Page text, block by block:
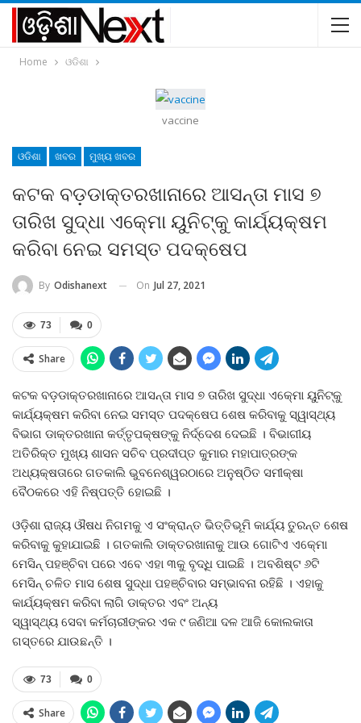
Home ଓଡିଶା
vaccine
ଓଡିଶା ଖବର ମୁଖ୍ୟ ଖବର
କଟକ ବଡ଼ଡାକ୍ତରଖାନାରେ ଆସନ୍ତା ମାସ ୭
ତାରିଖ ସୁଦ୍ଧା ଏକ୍‍ମୋ ୟୁନିଟ୍‍କୁ କାର୍ଯ୍ୟକ୍ଷମ
କରିବା ନେଇ ସମସ୍ତ ପଦକ୍ଷେପ
By Odishanext On Jul 27, 2021
0
73
Share
କଟକ ବଡ଼ଡାକ୍ତରଖାନାରେ ଆସନ୍ତା ମାସ ୭ ତାରିଖ ସୁଦ୍ଧା ଏକ୍‍ମୋ ୟୁନିଟ୍‍କୁ
କାର୍ଯ୍ୟକ୍ଷମ କରିବା ନେଇ ସମସ୍ତ ପଦକ୍ଷେପ ଶେଷ କରିବାକୁ ସ୍ୱାସ୍ଥ୍ୟ
ବିଭାଗ ଡାକ୍ତରଖାନା କର୍ତ୍ତୃପକ୍ଷଙ୍କୁ ନିର୍ଦ୍ଦେଶ ଦେଇଛି । ବିଭାଗୀୟ
ଅତିରିକ୍ତ ମୁଖ୍ୟ ଶାସନ ସଚିବ ପ୍ରଦୀପ୍ତ କୁମାର ମହାପାତ୍ରଙ୍କ
ଅଧ୍ୟକ୍ଷତାରେ ଗତକାଲି ଭୁବନେଶ୍ୱରଠାରେ ଅନୁଷ୍ଠିତ ସମୀକ୍ଷା
ବୈଠକରେ ଏହି ନିଷ୍ପତ୍ତି ହୋଇଛି ।
ଓଡ଼ିଶା ରାଜ୍ୟ ଔଷଧ ନିଗମକୁ ଏ ସଂକ୍ରାନ୍ତ ଭିତ୍ତିଭୂମି କାର୍ଯ୍ୟ ତୁରନ୍ତ ଶେଷ
କରିବାକୁ କୁହାଯାଇଛି । ଗତକାଲି ଡାକ୍ତରଖାନାକୁ ଆଉ ଗୋଟିଏ ଏକ୍‍ମୋ
ମେସିନ୍‍ ପହଞ୍ଚିବା ପରେ ଏବେ ଏହା ୩କୁ ବୃଦ୍ଧି ପାଇଛି । ଅବଶିଷ୍ଟ ୬ଟି
ମେସିନ୍‍ ଚଳିତ ମାସ ଶେଷ ସୁଦ୍ଧା ପହଞ୍ଚିବାର ସମ୍ଭାବନା ରହିଛି । ଏହାକୁ
କାର୍ଯ୍ୟକ୍ଷମ କରିବା ଲାଗି ଡାକ୍ତର ଏବଂ ଅନ୍ୟ
ସ୍ୱାସ୍ଥ୍ୟ ସେବା କର୍ମଚାରୀଙ୍କର ଏକ ୯ ଜଣିଆ ଦଳ ଆଜି କୋଲକାତା
ଗସ୍ତରେ ଯାଉଛନ୍ତି ।
0
73
Share